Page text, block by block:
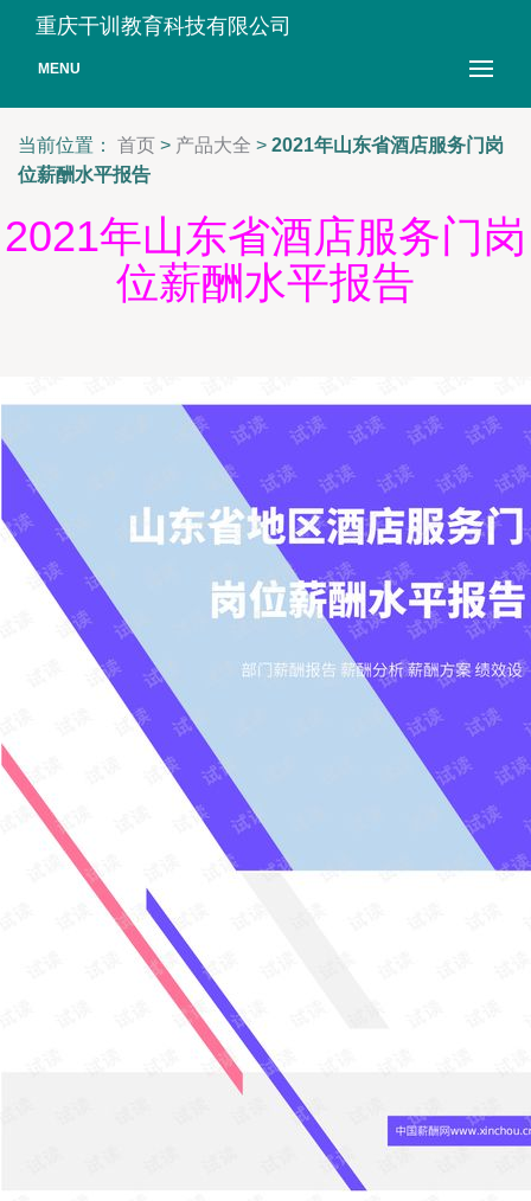
重庆干训教育科技有限公司
MENU
当前位置： 首页 > 产品大全 > 2021年山东省酒店服务门岗
位薪酬水平报告
2021年山东省酒店服务门岗
位薪酬水平报告